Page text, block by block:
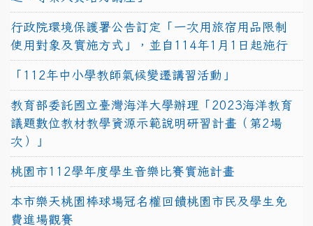
行政院環境保護署公告訂定「一次用旅宿用品限制
使用對象及實施方式」，並自114年1月1日起施行
「112年中小學教師氣候變遷講習活動」
教育部委託國立臺灣海洋大學辦理「2023海洋教育
議題數位教材教學資源示範說明研習計畫（第2場
次）」
桃園市112學年度學生音樂比賽實施計畫
本市樂天桃園棒球場冠名權回饋桃園市民及學生免
費進場觀賽